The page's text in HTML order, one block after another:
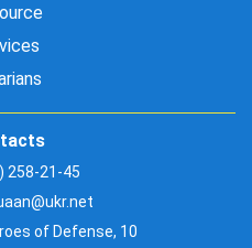
258-21-45
of Defense, 10